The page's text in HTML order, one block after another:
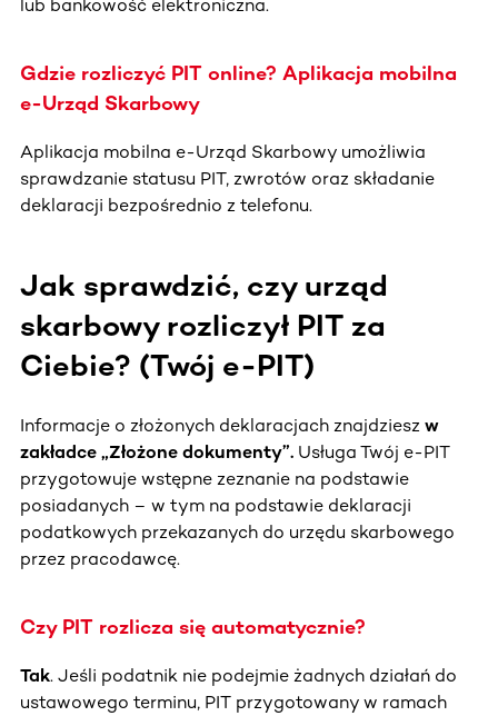
lub bankowość elektroniczna.
Gdzie rozliczyć PIT online? Aplikacja mobilna
e-Urząd Skarbowy
Aplikacja mobilna e-Urząd Skarbowy umożliwia
sprawdzanie statusu PIT, zwrotów oraz składanie
deklaracji bezpośrednio z telefonu.
Jak sprawdzić, czy urząd
skarbowy rozliczył PIT za
Ciebie? (Twój e-PIT)
Informacje o złożonych deklaracjach znajdziesz w
zakładce „Złożone dokumenty”. Usługa Twój e-PIT
przygotowuje wstępne zeznanie na podstawie
posiadanych – w tym na podstawie deklaracji
podatkowych przekazanych do urzędu skarbowego
przez pracodawcę.
Czy PIT rozlicza się automatycznie?
Tak. Jeśli podatnik nie podejmie żadnych działań do
ustawowego terminu, PIT przygotowany w ramach